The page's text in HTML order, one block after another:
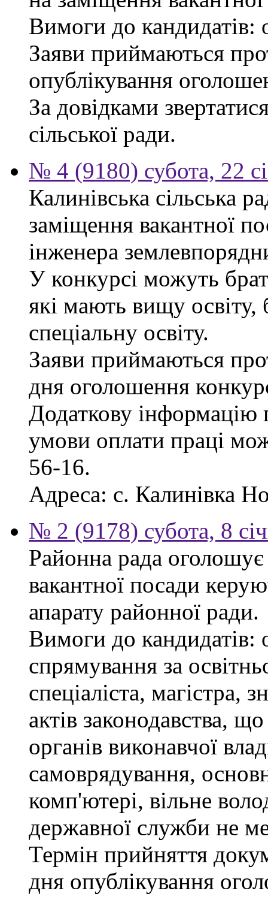
Вимоги до кандидатів:
Заяви приймаються
опублікування
За довідками
сільської ради.
№ 4 (9180) субота, 22
Калинівська сільська
заміщення вакантної
інженера
У конкурсі можуть
які мають вищу освіту,
спеціальну освіту.
Заяви приймаються
дня оголошення
Додаткову інформацію
умови оплати праці
56-16.
Адреса: с. Калинівка
№ 2 (9178) субота, 8
Районна рада
вакантної посади
апарату районної ради.
Вимоги до кандидатів:
спрямування за
спеціаліста, магістра,
актів законодавства,
органів виконавчої
самоврядування,
комп'ютері, вільне
державної служби не
Термін прийняття
дня опублікування